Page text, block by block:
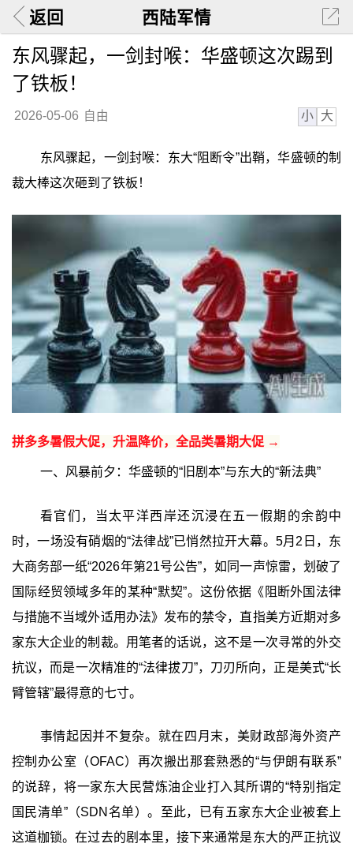
返回 西陆军情
东风骤起，一剑封喉：华盛顿这次踢到
了铁板！
2026-05-06 自由 小 大
东风骤起，一剑封喉：东大“阻断令”出鞘，华盛顿的制
裁大棒这次砸到了铁板！
拼多多暑假大促，升温降价，全品类暑期大促 →
一、风暴前夕：华盛顿的“旧剧本”与东大的“新法典”‍
看官们，当太平洋西岸还沉浸在五一假期的余韵中
时，一场没有硝烟的“法律战”已悄然拉开大幕。5月2日，东
大商务部一纸“2026年第21号公告”，如同一声惊雷，划破了
国际经贸领域多年的某种“默契”。这份依据《阻断外国法律
与措施不当域外适用办法》发布的禁令，直指美方近期对多
家东大企业的制裁。用笔者的话说，这不是一次寻常的外交
抗议，而是一次精准的“法律拔刀”，刀刃所向，正是美式“长
臂管辖”最得意的七寸。
事情起因并不复杂。就在四月末，美财政部海外资产
控制办公室（OFAC）再次搬出那套熟悉的“与伊朗有联系”
的说辞，将一家东大民营炼油企业打入其所谓的“特别指定
国民清单”（SDN名单）。至此，已有五家东大企业被套上
这道枷锁。在过去的剧本里，接下来通常是东大的严正抗议